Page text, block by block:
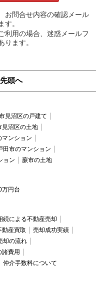
お問合せ内容の確認メール
す。
利用の場合、迷惑メールフ
ります。
頭へ
見沼区の戸建て
見沼区の土地
マンション
田市のマンション
ョン 蕨市の土地
万円台
続による不動産売却
動産買取
売却成功実績
却の流れ
諸費用
仲介手数料について